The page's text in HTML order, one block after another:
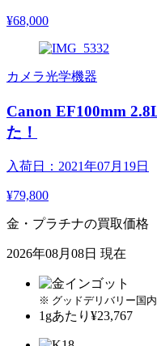
¥68,000
カメラ光学機器
Canon EF100mm
た！
入荷日：2021年07月19日
¥79,800
金・プラチナの買取価格
2026年08月08日 現在
※ グッドデリバリー国
1gあたり ¥23,767